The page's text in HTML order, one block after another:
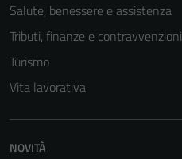
Salute, benessere e assistenza
Tributi, finanze e contravvenzioni
Turismo
Vita lavorativa
NOVITÀ